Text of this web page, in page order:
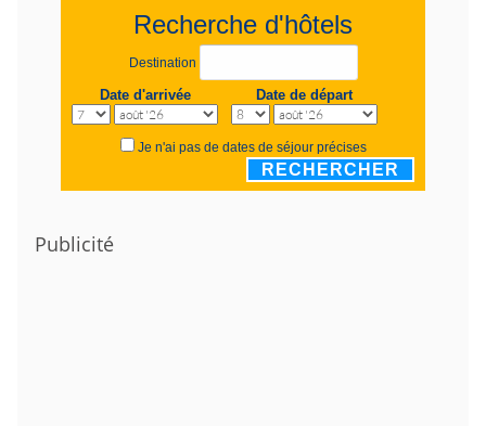
Recherche d'hôtels
Destination
Date d'arrivée Date de départ
Je n'ai pas de dates de séjour précises
RECHERCHER
Publicité